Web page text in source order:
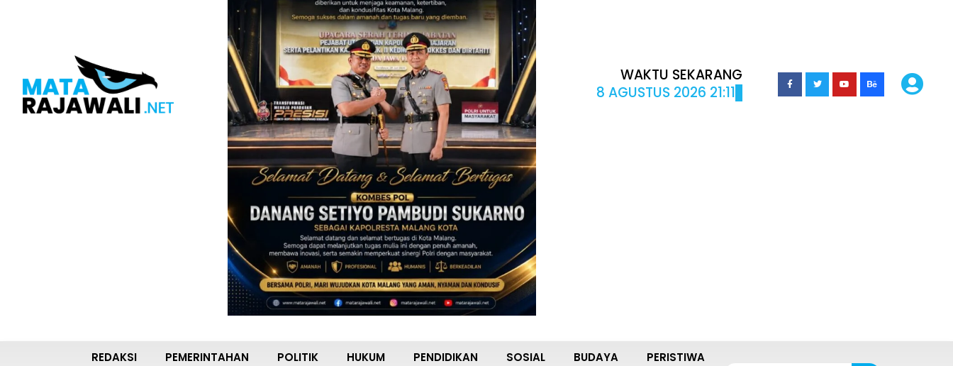
WAKTU SEKARANG
8 AGUSTUS 2026 21:11
REDAKSI PEMERINTAHAN POLITIK HUKUM PENDIDIKAN SOSIAL BUDAYA PERISTIWA